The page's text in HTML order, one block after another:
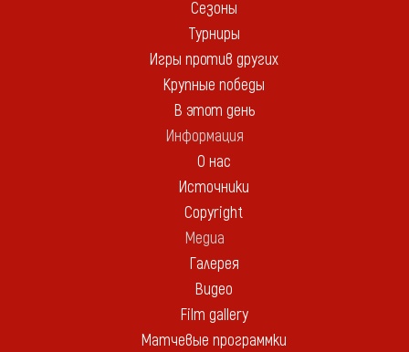
Сезоны
Турниры
Игры против других
Крупные победы
В этот день
Информация
О нас
Источники
Copyright
Медиа
Галерея
Видео
Film gallery
Матчевые программки